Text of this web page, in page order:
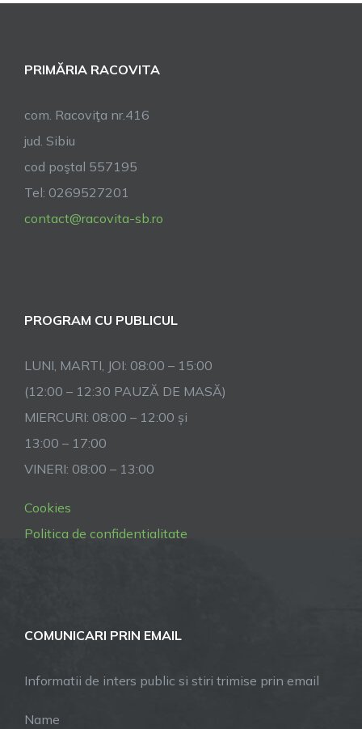
PRIMĂRIA RACOVITA
com. Racoviţa nr.416
jud. Sibiu
cod poştal 557195
Tel: 0269527201
contact@racovita-sb.ro
PROGRAM CU PUBLICUL
LUNI, MARTI, JOI: 08:00 – 15:00
(12:00 – 12:30 PAUZĂ DE MASĂ)
MIERCURI: 08:00 – 12:00 și
13:00 – 17:00
VINERI: 08:00 – 13:00
Cookies
Politica de confidentialitate
COMUNICARI PRIN EMAIL
Informatii de inters public si stiri trimise prin email
Name